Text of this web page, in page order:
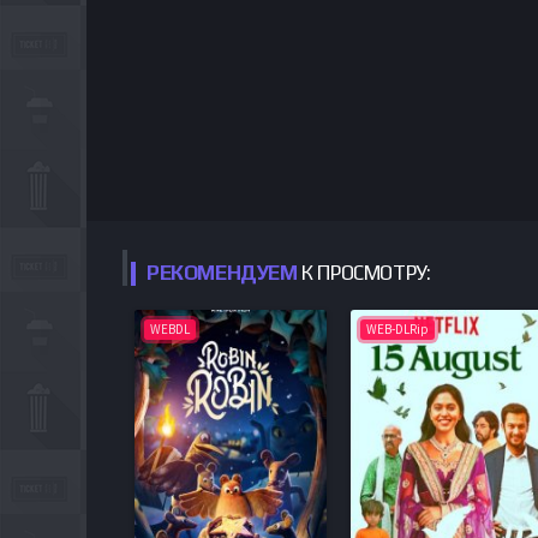
РЕКОМЕНДУЕМ К ПРОСМОТРУ:
WEBDL WEB-DLRip